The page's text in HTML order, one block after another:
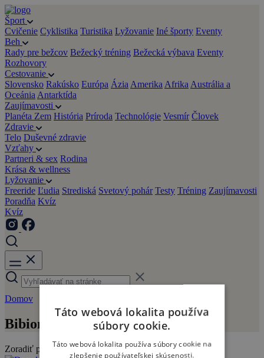
Šport
Cvičenie Cyklistika Turistika Lyžovanie Iné športy Eventy
Beh
Rady pre bežcov Bežecký tréning Bežecká výbava Eventy
Rozhovory
Cestovanie
Slovensko Rakúsko Európa Ázia Amerika Afrika Austrália a
Oceánia Antarktída
Zaujímavosti
Planéta Zem História Príroda Technológie Vesmír Človek
Zdravie
Telo Duševné zdravie
Vzťahy
Partneri & sex Rodina
Krása & wellness
Lyžovanie
Freeride Ľudia Strediská Svetový pohár Testy Tréning Zaujímavosti
Poradňa Kvíz
Kvíz
Domov
Bibione
Zoradiť podľa:
Táto webová lokalita používa
súbory cookie.
Táto webová lokalita používa súbory cookie na
zlepšenie používateľskej skúsenosti.